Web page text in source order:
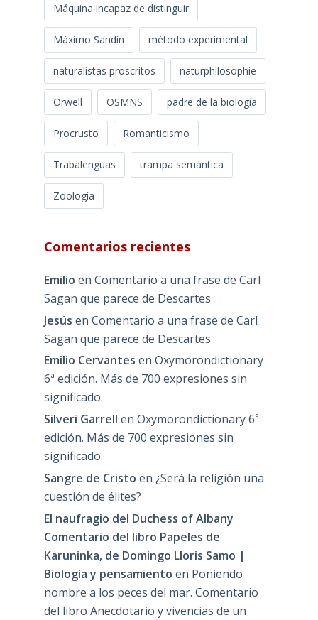
Máquina incapaz de distinguir
Máximo Sandín método experimental
naturalistas proscritos naturphilosophie
Orwell OSMNS padre de la biología
Procrusto Romanticismo
Trabalenguas trampa semántica
Zoología
Comentarios recientes
Emilio en Comentario a una frase de Carl
Sagan que parece de Descartes
Jesús en Comentario a una frase de Carl
Sagan que parece de Descartes
Emilio Cervantes en Oxymorondictionary
6ª edición. Más de 700 expresiones sin
significado.
Silveri Garrell en Oxymorondictionary 6ª
edición. Más de 700 expresiones sin
significado.
Sangre de Cristo en ¿Será la religión una
cuestión de élites?
El naufragio del Duchess of Albany
Comentario del libro Papeles de
Karuninka, de Domingo Lloris Samo |
Biología y pensamiento en Poniendo
nombre a los peces del mar. Comentario
del libro Anecdotario y vivencias de un